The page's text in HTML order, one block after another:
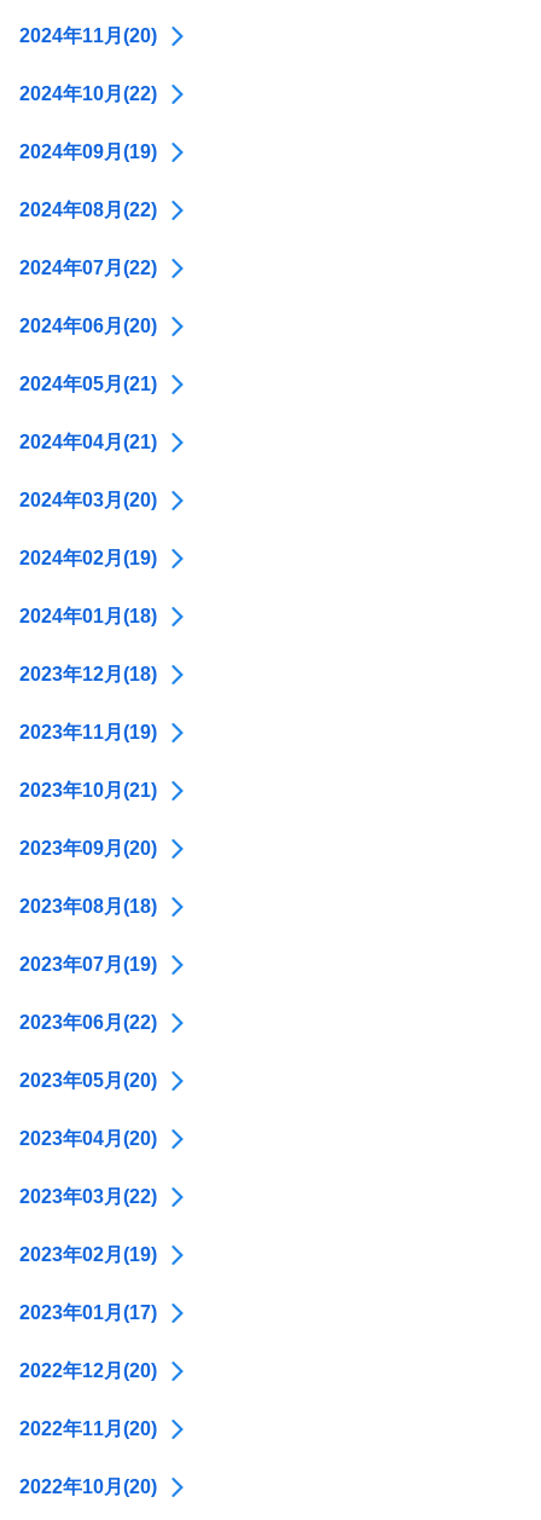
2024年11月(20)
2024年10月(22)
2024年09月(19)
2024年08月(22)
2024年07月(22)
2024年06月(20)
2024年05月(21)
2024年04月(21)
2024年03月(20)
2024年02月(19)
2024年01月(18)
2023年12月(18)
2023年11月(19)
2023年10月(21)
2023年09月(20)
2023年08月(18)
2023年07月(19)
2023年06月(22)
2023年05月(20)
2023年04月(20)
2023年03月(22)
2023年02月(19)
2023年01月(17)
2022年12月(20)
2022年11月(20)
2022年10月(20)